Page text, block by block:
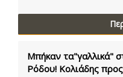
Μπήκαν τα"γαλλικά"
Ρόδου! Κολιάδης